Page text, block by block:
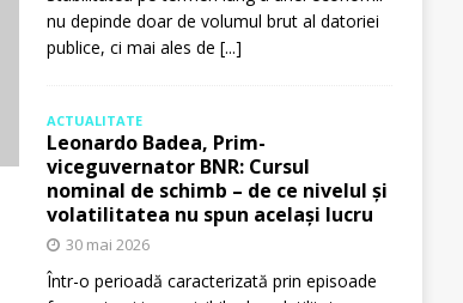
nu depinde doar de volumul brut al datoriei
publice, ci mai ales de [...]
ACTUALITATE
Leonardo Badea, Prim-
viceguvernator BNR: Cursul
nominal de schimb – de ce nivelul și
volatilitatea nu spun același lucru
30 mai 2026
Într-o perioadă caracterizată prin episoade